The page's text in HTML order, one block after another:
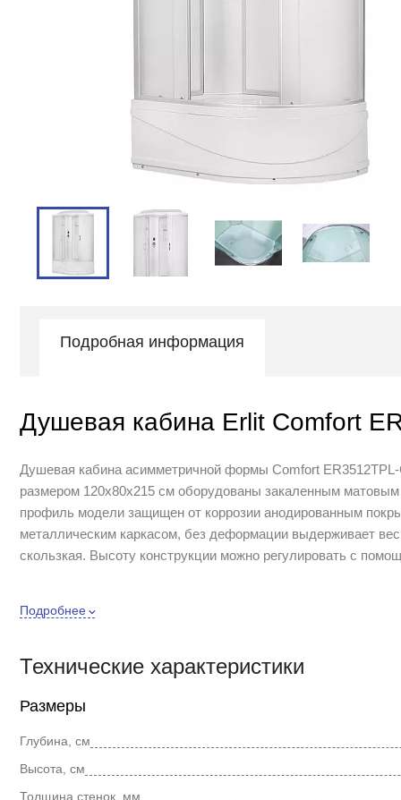
Подробная информация
Душевая кабина Erlit Comfort
Душевая кабина асимметричной формы Comfort
размером 120х80х215 см оборудованы закаленным
профиль модели защищен от коррозии анодированным
металлическим каркасом, без деформации выдерживает
скользкая. Высоту конструкции можно регулировать с
Кабина оснащена душем двух типов: ручным с душевой
Поддон оборудован защищающим от неприятных запахов
Подробнее
Технические характеристики
Размеры
Глубина, см
Высота, см
Толщина стенок, мм